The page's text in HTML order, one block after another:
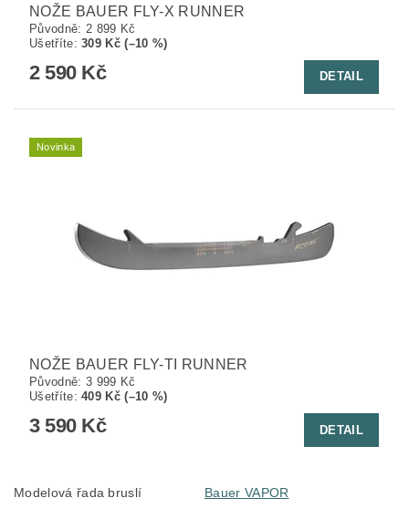
NOŽE BAUER FLY-X RUNNER
Původně: 2 899 Kč
Ušetříte:309 Kč (–10 %)
2 590 Kč DETAIL
Novinka
NOŽE BAUER FLY-TI RUNNER
Původně: 3 999 Kč
Ušetříte:409 Kč (–10 %)
3 590 Kč DETAIL
Modelová řada bruslí Bauer VAPOR